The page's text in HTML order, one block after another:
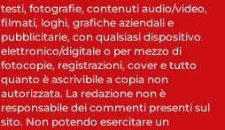
testi, fotografie, contenuti audio/video,
filmati, loghi, grafiche aziendali e
pubblicitarie, con qualsiasi dispositivo
elettronico/digitale o per mezzo di
fotocopie, registrazioni, cover e tutto
quanto è ascrivibile a copia non
autorizzata. La redazione non è
responsabile dei commenti presenti sul
sito. Non potendo esercitare un